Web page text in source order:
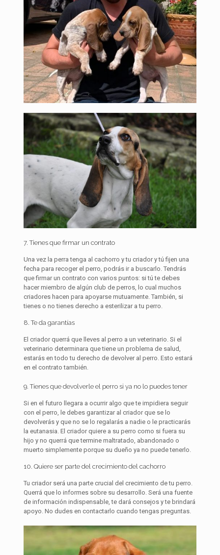
7. Tienes que firmar un contrato
Una vez la perra tenga al cachorro y tu criador y tú fijen una
fecha para recoger el perro, podrás ir a buscarlo. Tendrás
que firmar un contrato con varios puntos: si tú te debes
hacer miembro de algún club de perros, lo cual muchos
criadores hacen para apoyarse mutuamente. También, si
tienes o no tienes derecho a esterilizar a tu perro.
8. Te da garantías
El criador querrá que lleves al perro a un veterinario. Si el
veterinario determinara que tiene un problema de salud,
estarás en todo tu derecho de devolver al perro. Esto estará
en el contrato también.
9. Tienes que devolverle el perro si ya no lo puedes tener
Si en el futuro llegara a ocurrir algo que te impidiera seguir
con el perro, le debes garantizar al criador que se lo
devolverás y que no se lo regalarás a nadie o le practicarás
la eutanasia. El criador quiere a su perro como si fuera su
hijo y no querrá que termine maltratado, abandonado o
muerto simplemente porque su dueño ya no puede tenerlo.
10. Quiere ser parte del crecimiento del cachorro
Tu criador será una parte crucial del crecimiento de tu perro.
Querrá que lo informes sobre su desarrollo. Será una fuente
de información indispensable, te dará consejos y te brindará
apoyo. No dudes en contactarlo cuando tengas preguntas.